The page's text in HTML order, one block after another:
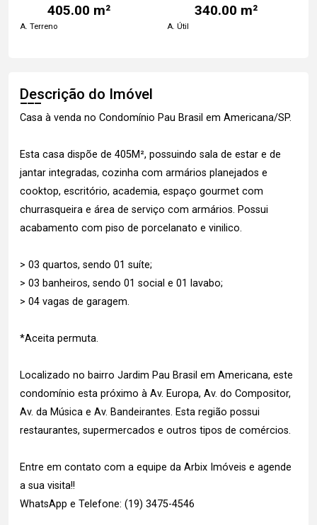
405.00 m²
A. Terreno
340.00 m²
A. Útil
Descrição do Imóvel
Casa à venda no Condomínio Pau Brasil em Americana/SP.
Esta casa dispõe de 405M², possuindo sala de estar e de
jantar integradas, cozinha com armários planejados e
cooktop, escritório, academia, espaço gourmet com
churrasqueira e área de serviço com armários. Possui
acabamento com piso de porcelanato e vinilico.
> 03 quartos, sendo 01 suíte;
> 03 banheiros, sendo 01 social e 01 lavabo;
> 04 vagas de garagem.
*Aceita permuta.
Localizado no bairro Jardim Pau Brasil em Americana, este
condomínio esta próximo à Av. Europa, Av. do Compositor,
Av. da Música e Av. Bandeirantes. Esta região possui
restaurantes, supermercados e outros tipos de comércios.
Entre em contato com a equipe da Arbix Imóveis e agende
a sua visita!!
WhatsApp e Telefone: (19) 3475-4546